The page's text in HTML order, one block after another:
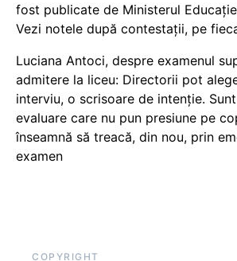
fost publicate de Ministerul
Vezi notele după contestații, pe
Luciana Antoci, despre examenul
admitere la liceu: Directorii pot
interviu, o scrisoare de intenție.
evaluare care nu pun presiune pe
înseamnă să treacă, din nou, prin
examen
COPYRIGHT